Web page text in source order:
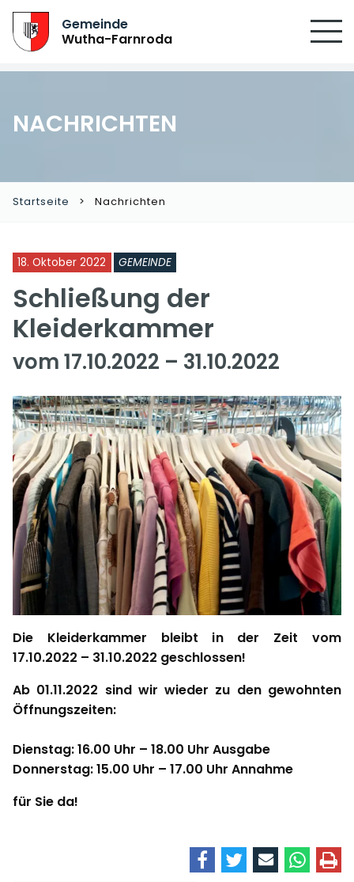
Gemeinde
Wutha-Farnroda
NACHRICHTEN
Startseite Nachrichten
18. Oktober 2022 GEMEINDE
Schließung der
Kleiderkammer
vom 17.10.2022 – 31.10.2022
Die Kleiderkammer bleibt in der Zeit vom
17.10.2022 – 31.10.2022 geschlossen!
Ab 01.11.2022 sind wir wieder zu den gewohnten
Öffnungszeiten:
Dienstag: 16.00 Uhr – 18.00 Uhr Ausgabe
Donnerstag: 15.00 Uhr – 17.00 Uhr Annahme
für Sie da!